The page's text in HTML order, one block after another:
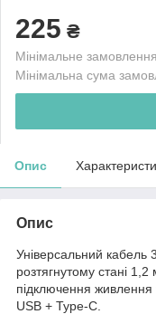
225 ₴
Мінімальне
Мінімальна сума
Опис
Опис
Універсальний кабель
розтягнутому стані
підключення живлення
USB + Type-C.